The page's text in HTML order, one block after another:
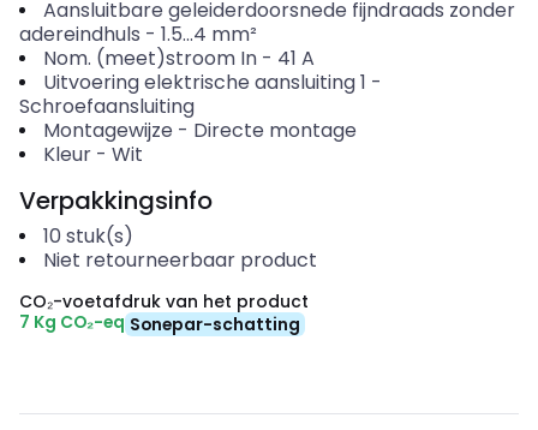
Aansluitbare geleiderdoorsnede fijndraads zonder
adereindhuls - 1.5...4 mm²
Nom. (meet)stroom In- 41 A
Uitvoering elektrische aansluiting 1 -
Schroefaansluiting
Montagewijze - Directe montage
Kleur- Wit
Verpakkingsinfo
10 stuk(s)
Niet retourneerbaar product
CO₂-voetafdruk van het product
7 Kg CO₂-eq Sonepar-schatting